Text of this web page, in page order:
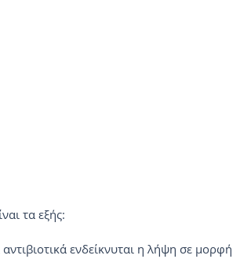
τα εξής:
ενδείκνυται η λήψη σε μορφή